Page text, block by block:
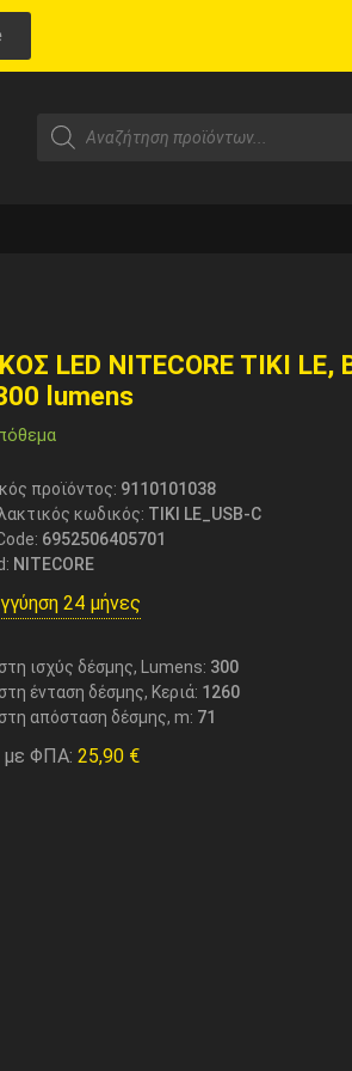
LED NITECORE TIKI LE,
lumens
προϊόντος: 9110101038
κωδικός: TIKI LE_USB-C
6952506405701
NITECORE
24 μήνες
ισχύς δέσμης, Lumens: 300
ένταση δέσμης, Κεριά: 1260
απόσταση δέσμης, m: 71
με ΦΠΑ:25,90 €